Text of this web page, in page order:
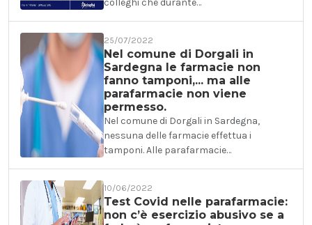
colleghi che durante…
25/07/2022
Nel comune di Dorgali in
Sardegna le farmacie non
fanno tamponi,... ma alle
parafarmacie non viene
permesso.
Nel comune di Dorgali in Sardegna,
nessuna delle farmacie effettua i
tamponi. Alle parafarmacie…
10/06/2022
Test Covid nelle parafarmacie:
non c’è esercizio abusivo se a